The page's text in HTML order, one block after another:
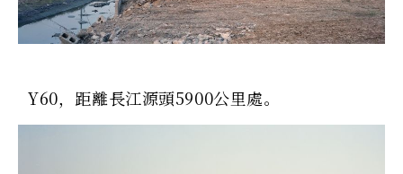
Y60，距離長江源頭5900公里處。